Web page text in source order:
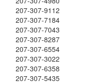
207-307-9112
207-307-7184
207-307-7043
207-307-8287
207-307-6554
207-307-3022
207-307-6358
207-307-5435